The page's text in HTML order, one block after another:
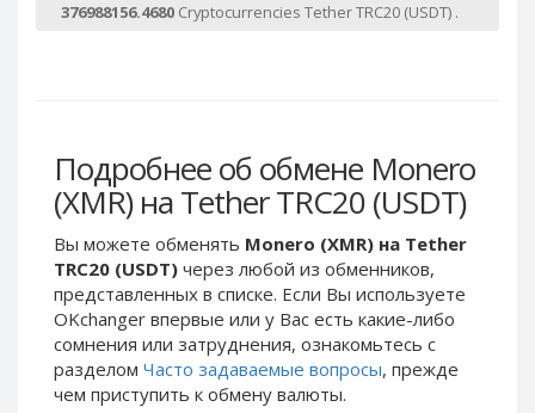
376988156.4680 Cryptocurrencies Tether TRC20 (USDT) .
Подробнее об обмене Monero
(XMR) на Tether TRC20 (USDT)
Вы можете обменять Monero (XMR) на Tether
TRC20 (USDT) через любой из обменников,
представленных в списке. Если Вы используете
OKchanger впервые или у Вас есть какие-либо
сомнения или затруднения, ознакомьтесь с
разделом Часто задаваемые вопросы, прежде
чем приступить к обмену валюты.
Tether
USDCoin ERC20 (USDC)
Solana (SOL)
Ethereum Classic (ETC)
TrueUSD
(TUSD)
BinanceCoin BEP2 (BNB)
Chainlink
USDCoin ERC20 (USDC)
Solana (SOL)
Ethereum Classic (ETC)
TrueUSD
(TUSD)
BinanceCoin BEP2 (BNB)